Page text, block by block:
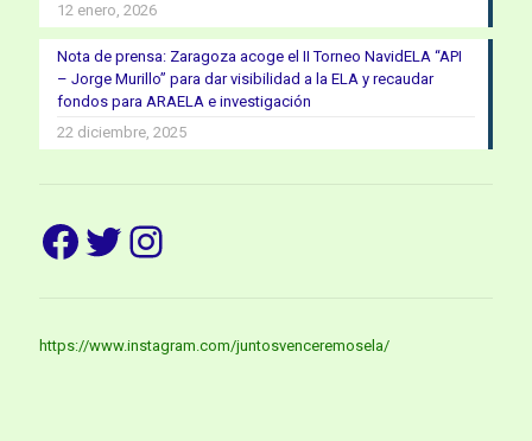
12 enero, 2026
Nota de prensa: Zaragoza acoge el II Torneo NavidELA “API
– Jorge Murillo” para dar visibilidad a la ELA y recaudar
fondos para ARAELA e investigación
22 diciembre, 2025
Facebook
Twitter
Instagram
https://www.instagram.com/juntosvenceremosela/